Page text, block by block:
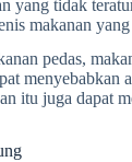
yang tidak
makanan
pedas,
itu juga dapat